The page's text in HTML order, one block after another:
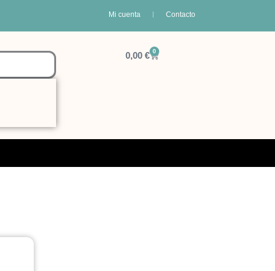
Mi cuenta Contacto
0,00 € 0
Carrito